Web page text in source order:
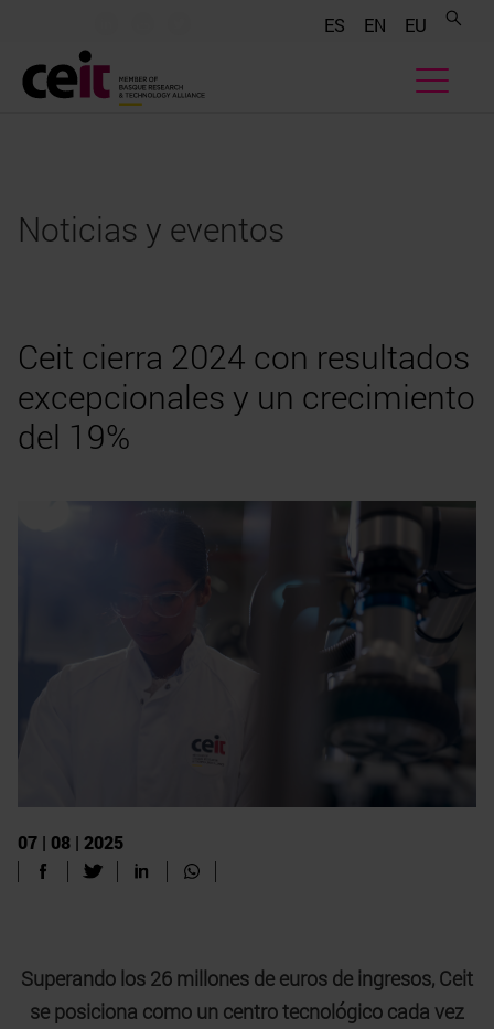
ES EN EU
Noticias y eventos
Ceit cierra 2024 con resultados
excepcionales y un crecimiento
del 19%
07 | 08 | 2025
Superando los 26 millones de euros de ingresos, Ceit
se posiciona como un centro tecnológico cada vez